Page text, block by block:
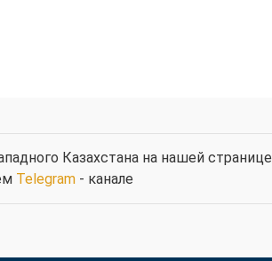
Казахстана на нашей странице
Telegram- канале